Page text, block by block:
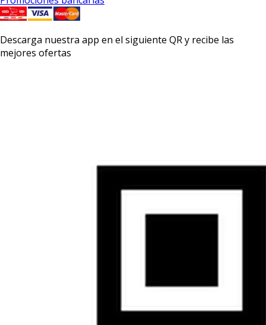
Descarga nuestra app en el siguiente QR y recibe las
mejores ofertas